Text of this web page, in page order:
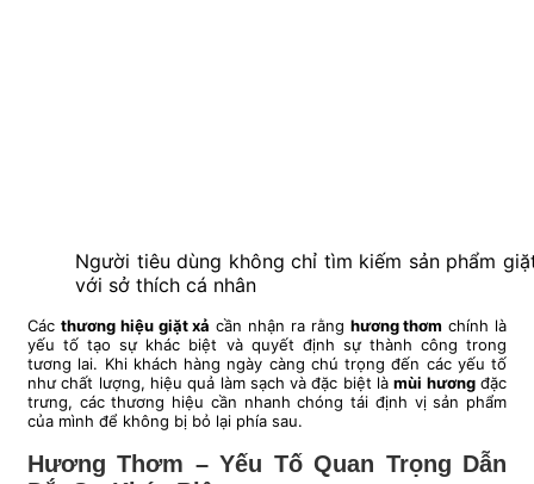
Người tiêu dùng không chỉ tìm kiếm sản phẩm
với sở thích cá nhân
Các thương hiệu giặt xả cần nhận ra rằng hương thơm chính là
yếu tố tạo sự khác biệt và quyết định sự thành công trong
tương lai. Khi khách hàng ngày càng chú trọng đến các yếu tố
như chất lượng, hiệu quả làm sạch và đặc biệt làmùi hươngđặc
trưng, các thương hiệu cần nhanh chóng tái định vị sản phẩm
của mình để không bị bỏ lại phía sau.
Hương Thơm – Yếu Tố Quan Trọng Dẫn